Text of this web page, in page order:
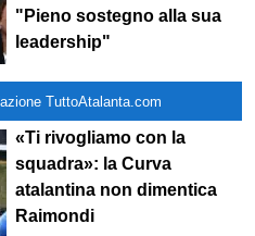
"Pieno sostegno alla sua
leadership"
TuttoAtalanta.com
«Ti rivogliamo con la
squadra»: la Curva
atalantina non dimentica
Raimondi